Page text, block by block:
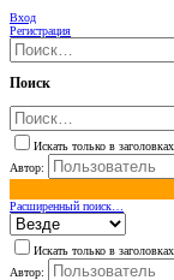
Вход
Регистрация
Поиск
Искать только в заголовках
Автор:
Расширенный поиск…
Искать только в заголовках
Автор: